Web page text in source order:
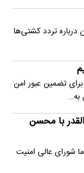
درباره تردد کشتی‌ها
تضمین عبور امن
به…
با محسن
شورای عالی امنیت